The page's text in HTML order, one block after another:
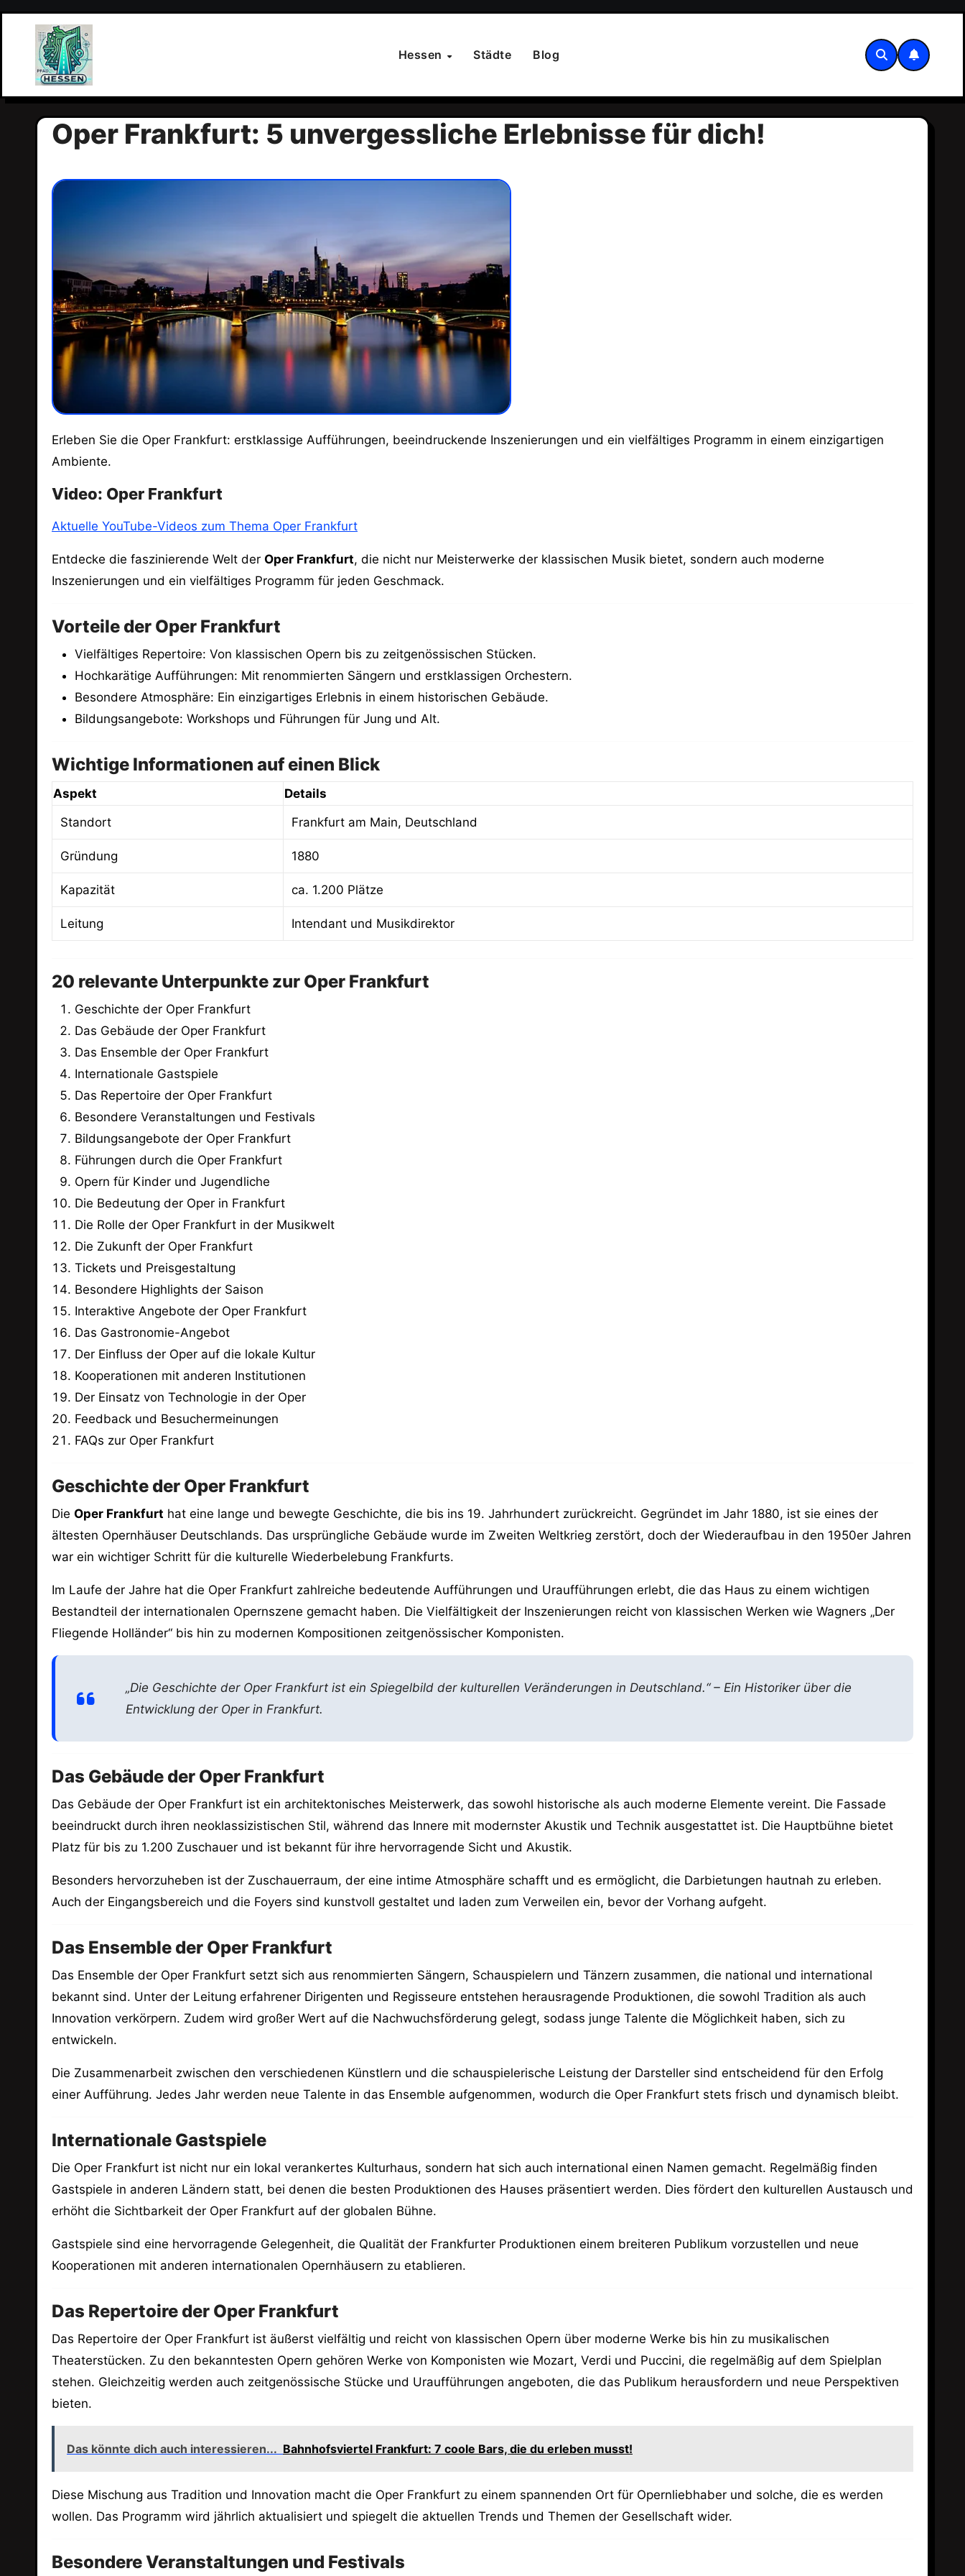
springen
Hessen Städte Blog
Oper Frankfurt: 5 unvergessliche Erlebnisse für dich!
Erleben Sie die Oper Frankfurt: erstklassige Aufführungen, beeindruckende Inszenierungen und ein vielfältiges Programm in einem einzigartigen
Ambiente.
Video: Oper Frankfurt
Aktuelle YouTube-Videos zum Thema Oper Frankfurt
Entdecke die faszinierende Welt der Oper Frankfurt, die nicht nur Meisterwerke der klassischen Musik bietet, sondern auch moderne
Inszenierungen und ein vielfältiges Programm für jeden Geschmack.
Vorteile der Oper Frankfurt
Vielfältiges Repertoire: Von klassischen Opern bis zu zeitgenössischen Stücken.
Hochkarätige Aufführungen: Mit renommierten Sängern und erstklassigen Orchestern.
Besondere Atmosphäre: Ein einzigartiges Erlebnis in einem historischen Gebäude.
Bildungsangebote: Workshops und Führungen für Jung und Alt.
Wichtige Informationen auf einen Blick
Aspekt
Details
Standort
Frankfurt am Main, Deutschland
Gründung 1880
Kapazität ca. 1.200 Plätze
Leitung Intendant und Musikdirektor
20 relevante Unterpunkte zur Oper Frankfurt
Geschichte der Oper Frankfurt
Das Gebäude der Oper Frankfurt
Das Ensemble der Oper Frankfurt
Internationale Gastspiele
Das Repertoire der Oper Frankfurt
Besondere Veranstaltungen und Festivals
Bildungsangebote der Oper Frankfurt
Führungen durch die Oper Frankfurt
Opern für Kinder und Jugendliche
Die Bedeutung der Oper in Frankfurt
Die Rolle der Oper Frankfurt in der Musikwelt
Die Zukunft der Oper Frankfurt
Tickets und Preisgestaltung
Besondere Highlights der Saison
Interaktive Angebote der Oper Frankfurt
Das Gastronomie-Angebot
Der Einfluss der Oper auf die lokale Kultur
Kooperationen mit anderen Institutionen
Der Einsatz von Technologie in der Oper
Feedback und Besuchermeinungen
FAQs zur Oper Frankfurt
Geschichte der Oper Frankfurt
Die Oper Frankfurt hat eine lange und bewegte Geschichte, die bis ins 19. Jahrhundert zurückreicht. Gegründet im Jahr 1880, ist sie eines der
ältesten Opernhäuser Deutschlands. Das ursprüngliche Gebäude wurde im Zweiten Weltkrieg zerstört, doch der Wiederaufbau in den 1950er Jahren
war ein wichtiger Schritt für die kulturelle Wiederbelebung Frankfurts.
Im Laufe der Jahre hat die Oper Frankfurt zahlreiche bedeutende Aufführungen und Uraufführungen erlebt, die das Haus zu einem wichtigen
Bestandteil der internationalen Opernszene gemacht haben. Die Vielfältigkeit der Inszenierungen reicht von klassischen Werken wie Wagners „Der
Fliegende Holländer“ bis hin zu modernen Kompositionen zeitgenössischer Komponisten.
„Die Geschichte der Oper Frankfurt ist ein Spiegelbild der kulturellen Veränderungen in Deutschland.“ – Ein Historiker über die
Entwicklung der Oper in Frankfurt.
Das Gebäude der Oper Frankfurt
Das Gebäude der Oper Frankfurt ist ein architektonisches Meisterwerk, das sowohl historische als auch moderne Elemente vereint. Die Fassade
beeindruckt durch ihren neoklassizistischen Stil, während das Innere mit modernster Akustik und Technik ausgestattet ist. Die Hauptbühne bietet
Platz für bis zu 1.200 Zuschauer und ist bekannt für ihre hervorragende Sicht und Akustik.
Besonders hervorzuheben ist der Zuschauerraum, der eine intime Atmosphäre schafft und es ermöglicht, die Darbietungen hautnah zu erleben.
Auch der Eingangsbereich und die Foyers sind kunstvoll gestaltet und laden zum Verweilen ein, bevor der Vorhang aufgeht.
Das Ensemble der Oper Frankfurt
Das Ensemble der Oper Frankfurt setzt sich aus renommierten Sängern, Schauspielern und Tänzern zusammen, die national und international
bekannt sind. Unter der Leitung erfahrener Dirigenten und Regisseure entstehen herausragende Produktionen, die sowohl Tradition als auch
Innovation verkörpern. Zudem wird großer Wert auf die Nachwuchsförderung gelegt, sodass junge Talente die Möglichkeit haben, sich zu
entwickeln.
Die Zusammenarbeit zwischen den verschiedenen Künstlern und die schauspielerische Leistung der Darsteller sind entscheidend für den Erfolg
einer Aufführung. Jedes Jahr werden neue Talente in das Ensemble aufgenommen, wodurch die Oper Frankfurt stets frisch und dynamisch bleibt.
Internationale Gastspiele
Die Oper Frankfurt ist nicht nur ein lokal verankertes Kulturhaus, sondern hat sich auch international einen Namen gemacht. Regelmäßig finden
Gastspiele in anderen Ländern statt, bei denen die besten Produktionen des Hauses präsentiert werden. Dies fördert den kulturellen Austausch und
erhöht die Sichtbarkeit der Oper Frankfurt auf der globalen Bühne.
Gastspiele sind eine hervorragende Gelegenheit, die Qualität der Frankfurter Produktionen einem breiteren Publikum vorzustellen und neue
Kooperationen mit anderen internationalen Opernhäusern zu etablieren.
Das Repertoire der Oper Frankfurt
Das Repertoire der Oper Frankfurt ist äußerst vielfältig und reicht von klassischen Opern über moderne Werke bis hin zu musikalischen
Theaterstücken. Zu den bekanntesten Opern gehören Werke von Komponisten wie Mozart, Verdi und Puccini, die regelmäßig auf dem Spielplan
stehen. Gleichzeitig werden auch zeitgenössische Stücke und Uraufführungen angeboten, die das Publikum herausfordern und neue Perspektiven
bieten.
Das könnte dich auch interessieren... Bahnhofsviertel Frankfurt: 7 coole Bars, die du erleben musst!
Diese Mischung aus Tradition und Innovation macht die Oper Frankfurt zu einem spannenden Ort für Opernliebhaber und solche, die es werden
wollen. Das Programm wird jährlich aktualisiert und spiegelt die aktuellen Trends und Themen der Gesellschaft wider.
Besondere Veranstaltungen und Festivals